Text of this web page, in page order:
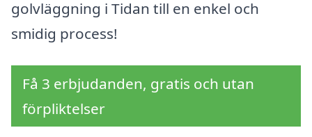
golvläggning i Tidan till en enkel och
smidig process!
Få 3 erbjudanden, gratis och utan
förpliktelser